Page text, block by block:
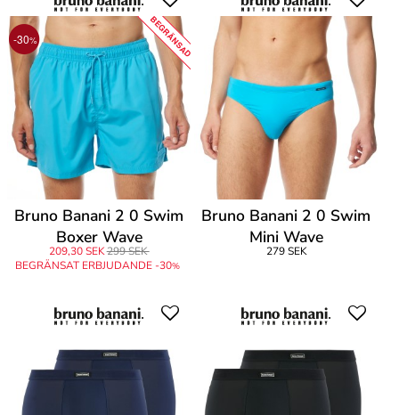
-30% BEGRÄNSAD
Bruno Banani 2 0 Swim
Boxer Wave
209,30 SEK299 SEK
BEGRÄNSAT ERBJUDANDE -30%
Bruno Banani 2 0 Swim
Mini Wave
279 SEK